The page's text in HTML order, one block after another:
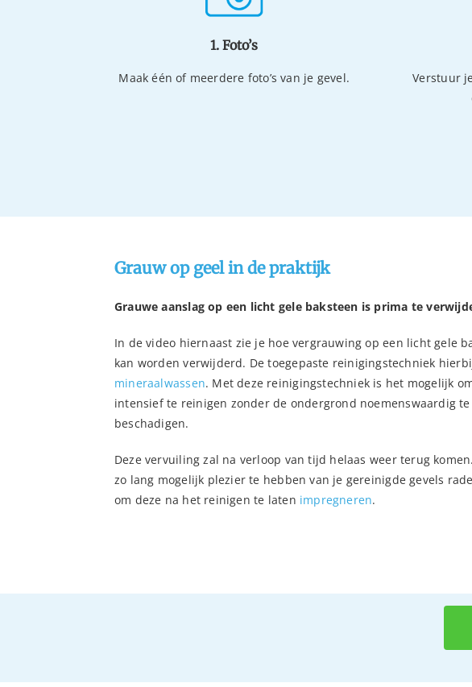
1. Foto’s
Maak één of meerdere foto’s van je gevel.
Verstuur
Grauw op geel in de praktijk
Grauwe aanslag op een licht gele baksteen is prima te
In de video hiernaast zie je hoe vergrauwing op een licht gele
kan worden verwijderd. De toegepaste reinigingstechniek
mineraalwassen. Met deze reinigingstechniek is het mogelijk
intensief te reinigen zonder de ondergrond noemenswaardig te
beschadigen.
Deze vervuiling zal na verloop van tijd helaas weer terug
zo lang mogelijk plezier te hebben van je gereinigde gevels
om deze na het reinigen te laten impregneren.